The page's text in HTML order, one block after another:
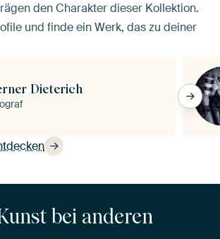
den Charakter dieser Kollektion.
und finde ein Werk, das zu deiner
Dieterich
bei anderen